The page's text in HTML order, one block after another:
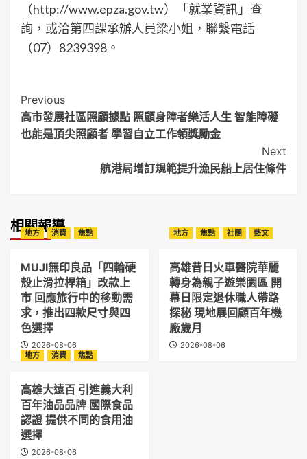
（http://www.epza.gov.tw）「就業資訊」查
詢，或洽第四課承辦人員梁小姐，聯繫電話
（07）8239398。
Post
Navigation
Previous
高市發展社區照顧據點 照顧身障者樂活人生 智能障礙
也能是頂尖照顧者 學習自立工作領獎勵金
Next
航港局增訂規範提升漁民船上居住條件
相關報導
地方 消費 焦點
MUJI無印良品「四輪硬
殼止滑拉桿箱」改款上
市 回應旅行中的移動需
求，推出四款尺寸與四
色選擇
2026-08-06
地方 焦點 社團 藝文
高雄昔日火車醫院華麗
轉身為親子遊樂園區 開
幕日限定退休職人帶路
探秘 現地展回顧百年機
廠歲月
2026-08-06
地方
消費 焦點
高雄大遠百 引進義大利
百年油品品牌 國際食品
認證 提供不同的食用油
選擇
2026-08-06